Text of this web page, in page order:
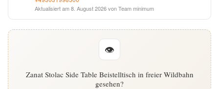
Aktualisiert am8. August 2026von Team minimum
👁
Zanat Stolac Side Table Beistelltisch in freier Wildbahn
gesehen?